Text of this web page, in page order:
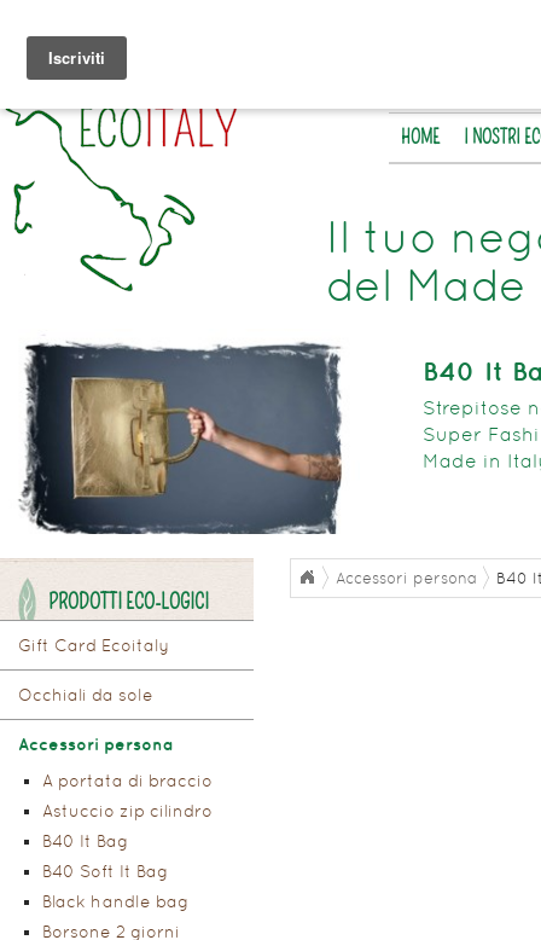
HOME I NOSTRI
Il tuo
del
B40 It
Strepitose
Super
Made in
PRODOTTI ECO-LOGICI
Gift Card Ecoitaly
Occhiali da sole
Accessori persona
A portata di braccio
Astuccio zip cilindro
B40 It Bag
B40 Soft It Bag
Black handle bag
Borsone 2 giorni
Accessori persona B40